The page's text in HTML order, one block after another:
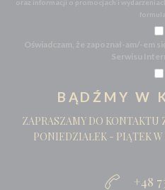
oraz informacji o promocjach i
Oświadczam, że zapoznał-am/-em
Serwisu
BĄDŹMY W
ZAPRASZAMY DO
PONIEDZIAŁEK - PIĄTEK
+48